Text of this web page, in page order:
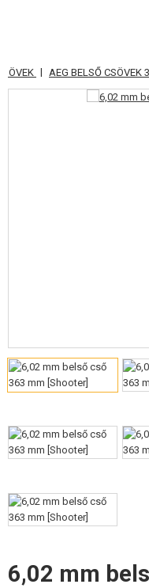
KATEGÓRIA
FELSZERELÉS,
RÁDIÓS, FEJHALLGATÓ,
PÓTALKATRÉSZEK
ÖNVÉDELMI
| AEG BELSŐ CSÖVEK
6,02 mm